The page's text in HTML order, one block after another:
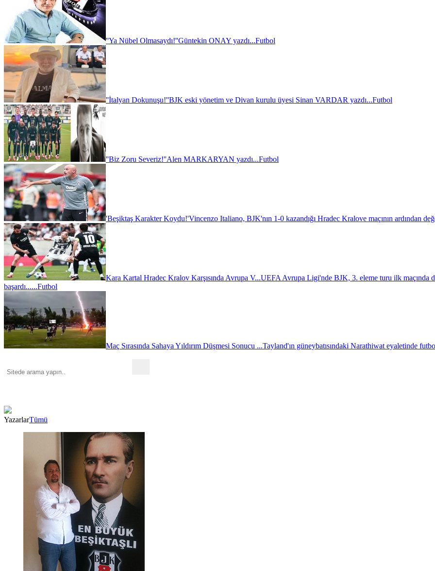
''Ya Nübel Olmasaydı!''Güntekin ONAY yazdı...Futbol
''İtalyan Dokunuşu!''BJK eski yönetim ve Divan kurulu üyesi Sinan VARDAR yazdı...Futbol
''Biz Zoru Severiz!''Alen MARKARYAN yazdı...Futbol
'Beşiktaş Karakter Koydu!'Vincenzo Italiano, BJK'nın 1-0 kazandığı Hradec Kralove maçının ardından
Kara Kartal Hradec Kralov Karşısında Avrupa V...UEFA Avrupa Ligi'nde BJK, 3. eleme turu ilk maçında
başardı......Futbol
Maç Sırasında Sahaya Yıldırım Düşmesi Sonucu ...Tayland'ın güneybatısındaki Narathiwat eyaletinde
YazarlarTümü